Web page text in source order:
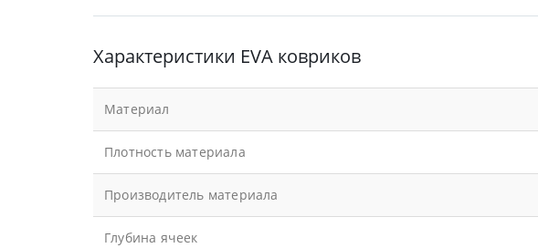
Характеристики EVA ковриков
Материал
Плотность материала
Производитель материала
Глубина ячеек